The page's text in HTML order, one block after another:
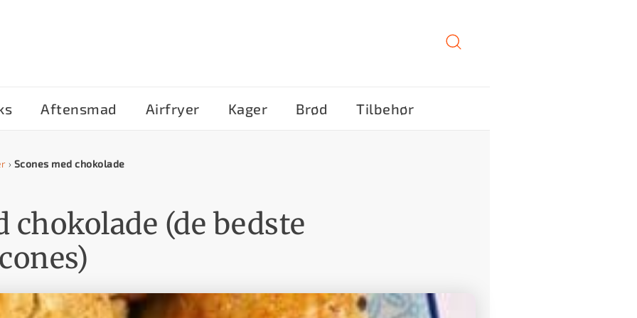
Aftensmad Airfryer Kager Brød Tilbehør
› Scones med chokolade
chokolade (de bedste